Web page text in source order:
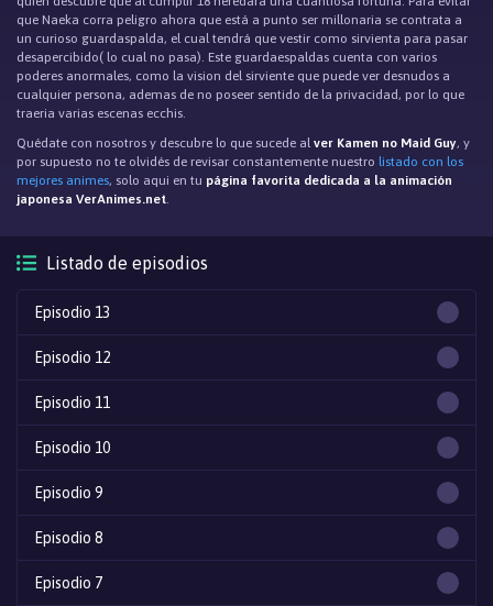
que Naeka corra peligro ahora que está a punto ser millonaria se contrata a
un curioso guardaspalda, el cual tendrá que vestir como sirvienta para pasar
desapercibido( lo cual no pasa). Este guardaespaldas cuenta con varios
poderes anormales, como la vision del sirviente que puede ver desnudos a
cualquier persona, ademas de no poseer sentido de la privacidad, por lo que
traeria varias escenas ecchis.
Quédate con nosotros y descubre lo que sucede alver Kamen no Maid Guy, y
por supuesto no te olvidés de revisar constantemente nuestro listado con los
mejores animes, solo aqui en tu página favorita dedicada a la animación
japonesa VerAnimes.net.
Listado de episodios
Episodio 13
Episodio 12
Episodio 11
Episodio 10
Episodio 9
Episodio 8
Episodio 7